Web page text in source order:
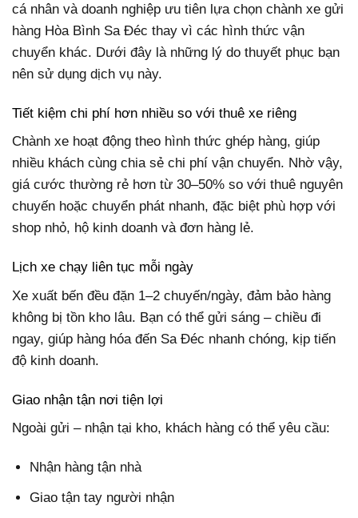
cá nhân và doanh nghiệp ưu tiên lựa chọn chành xe gửi
hàng Hòa Bình Sa Đéc thay vì các hình thức vận
chuyển khác. Dưới đây là những lý do thuyết phục bạn
nên sử dụng dịch vụ này.
Tiết kiệm chi phí hơn nhiều so với thuê xe riêng
Chành xe hoạt động theo hình thức ghép hàng, giúp
nhiều khách cùng chia sẻ chi phí vận chuyển. Nhờ vậy,
giá cước thường rẻ hơn từ 30–50% so với thuê nguyên
chuyến hoặc chuyển phát nhanh, đặc biệt phù hợp với
shop nhỏ, hộ kinh doanh và đơn hàng lẻ.
Lịch xe chạy liên tục mỗi ngày
Xe xuất bến đều đặn 1–2 chuyến/ngày, đảm bảo hàng
không bị tồn kho lâu. Bạn có thể gửi sáng – chiều đi
ngay, giúp hàng hóa đến Sa Đéc nhanh chóng, kịp tiến
độ kinh doanh.
Giao nhận tận nơi tiện lợi
Ngoài gửi – nhận tại kho, khách hàng có thể yêu cầu:
Nhận hàng tận nhà
Giao tận tay người nhận